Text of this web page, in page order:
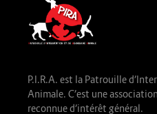
P.I.R.A. est la Patrouille
Animale. C’est une
reconnue d’intérêt général.